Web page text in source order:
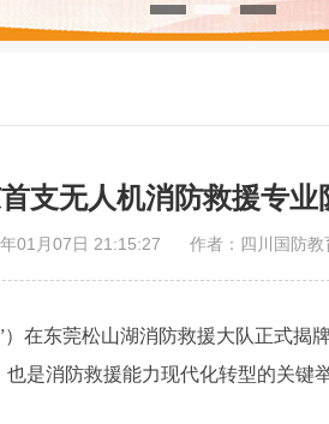
支无人机消防救援专业
01月07日 21:15:27 作者：四川国防教
在东莞松山湖消防救援大队正式揭
是消防救援能力现代化转型的关键